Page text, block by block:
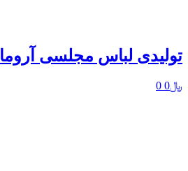
تولیدی لباس مجلسی آروما
﷼0
0